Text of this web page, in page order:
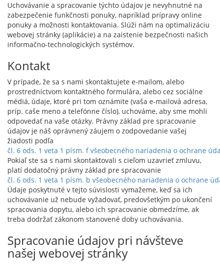
Uchovávanie a spracovanie týchto údajov je nevyhnutné na
zabezpečenie funkčnosti ponuky, napríklad prípravy online
ponuky a možnosti kontaktovania. Slúži nám na optimalizáciu
webovej stránky (aplikácie) a na zaistenie bezpečnosti našich
informačno-technologických systémov.
Kontakt
V prípade, že sa s nami skontaktujete e-mailom, alebo
prostredníctvom kontaktného formulára, alebo cez sociálne
médiá, údaje, ktoré pri tom oznámite (vaša e-mailová adresa,
príp. caše meno a telefónne číslo), uchováme, aby sme mohli
odpovedať na vaše otázky. Právny základ pre spracovanie
údajov je náš oprávnený záujem o zodpovedanie vašej
žiadosti podľa
čl. 6 ods. 1 veta 1 písm. f všeobecného nariadenia o ochrane
Pokiaľ ste sa s nami skontaktovali s cieľom uzavrieť zmluvu,
platí dodatočný právny základ pre spracovanie
čl. 6 ods. 1 veta 1 písm. b všeobecného nariadenia o ochrane
Údaje poskytnuté v tejto súvislosti vymažeme, keď sa ich
uchovávanie už nebude vyžadovať, predovšetkým po ukončení
spracovania dopytu, alebo ich spracovanie obmedzíme, ak
treba dodržať zákonom stanovené doby uchovávania.
Spracovanie údajov pri návšteve
našej webovej stránky